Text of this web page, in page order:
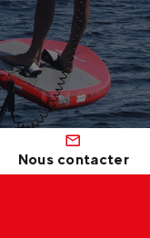
Nous contacter